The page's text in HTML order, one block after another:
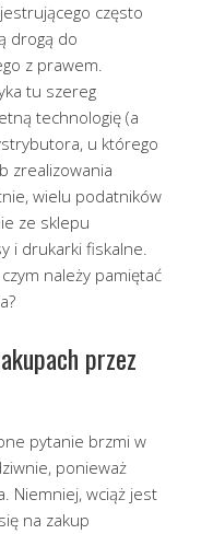
często
drogą do
z prawem.
tu szereg
technologię (a
u którego
zrealizowania
wielu podatników
ze sklepu
i drukarki fiskalne.
należy pamiętać
przez
pytanie brzmi w
ponieważ
Niemniej, wciąż jest
na zakup